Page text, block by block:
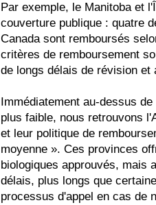
Par exemple, le Manitoba et
couverture publique : quatre
Canada sont remboursés
critères de remboursement
de longs délais de révision et
Immédiatement au-dessus
plus faible, nous retrouvons
et leur politique de
moyenne ». Ces provinces
biologiques approuvés, mais
délais, plus longs que
processus d'appel en cas de